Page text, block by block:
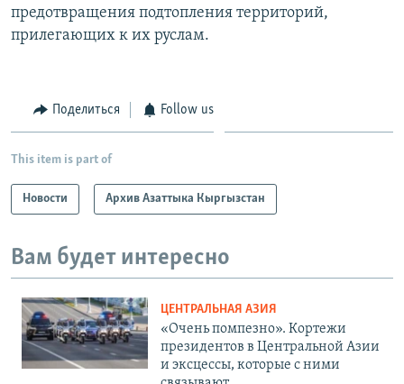
предотвращения подтопления территорий,
прилегающих к их руслам.
Поделиться Follow us
This item is part of
Новости Архив Азаттыка Кыргызстан
Вам будет интересно
ЦЕНТРАЛЬНАЯ АЗИЯ
«Очень помпезно». Кортежи
президентов в Центральной Азии
и эксцессы, которые с ними